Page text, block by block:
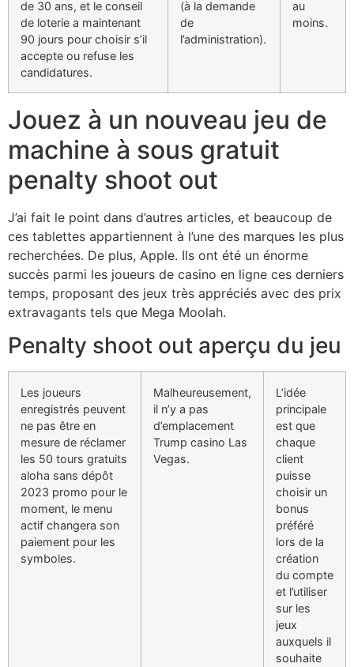
de 30 ans, et le conseil
de loterie a maintenant
90 jours pour choisir s’il
accepte ou refuse les
candidatures.
(à la demande
de
l’administration).
au
moins.
Jouez à un nouveau jeu de
machine à sous gratuit
penalty shoot out
J’ai fait le point dans d’autres articles, et beaucoup de
ces tablettes appartiennent à l’une des marques les plus
recherchées. De plus, Apple. Ils ont été un énorme
succès parmi les joueurs de casino en ligne ces derniers
temps, proposant des jeux très appréciés avec des prix
extravagants tels que Mega Moolah.
Penalty shoot out aperçu du jeu
Les joueurs
enregistrés peuvent
ne pas être en
mesure de réclamer
les 50 tours gratuits
aloha sans dépôt
2023 promo pour le
moment, le menu
actif changera son
paiement pour les
symboles.
Malheureusement,
il n’y a pas
d’emplacement
Trump casino Las
Vegas.
L’idée
principale
est que
chaque
client
puisse
choisir un
bonus
préféré
lors de la
création
du compte
et l’utiliser
sur les
jeux
auxquels il
souhaite